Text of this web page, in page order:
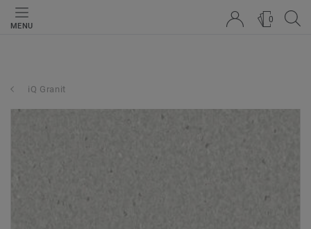
MENU
0
iQ Granit